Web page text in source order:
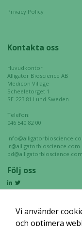
Privacy Policy
Kontakta oss
Huvudkontor
Alligator Bioscience AB
Medicon Village
Scheeletorget 1
SE-223 81 Lund Sweden
Telefon:
046 540 82 00
ir@alligatorbioscience.com
bd@alligatorbioscience.com
Följ oss
Vi använder
och optimera